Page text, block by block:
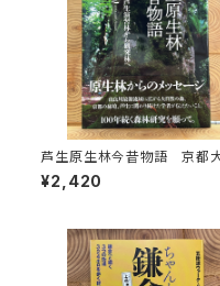
芦生原生林今昔物語 京都
芦生演習林から研究林へ
¥2,420